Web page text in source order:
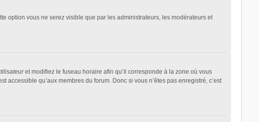
option vous ne serez visible que par les administrateurs, les modérateurs et
et modifiez le fuseau horaire afin qu’il corresponde à la zone où vous
qu’aux membres du forum. Donc si vous n’êtes pas enregistré, c’est